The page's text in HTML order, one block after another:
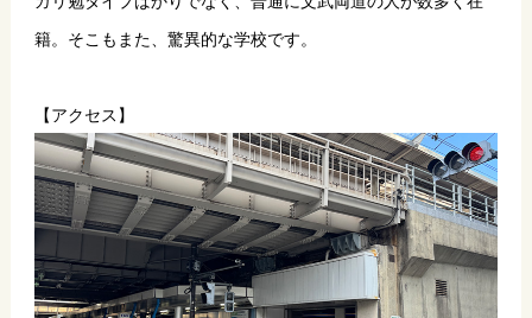
籍。そこもまた、驚異的な学校です。
【アクセス】